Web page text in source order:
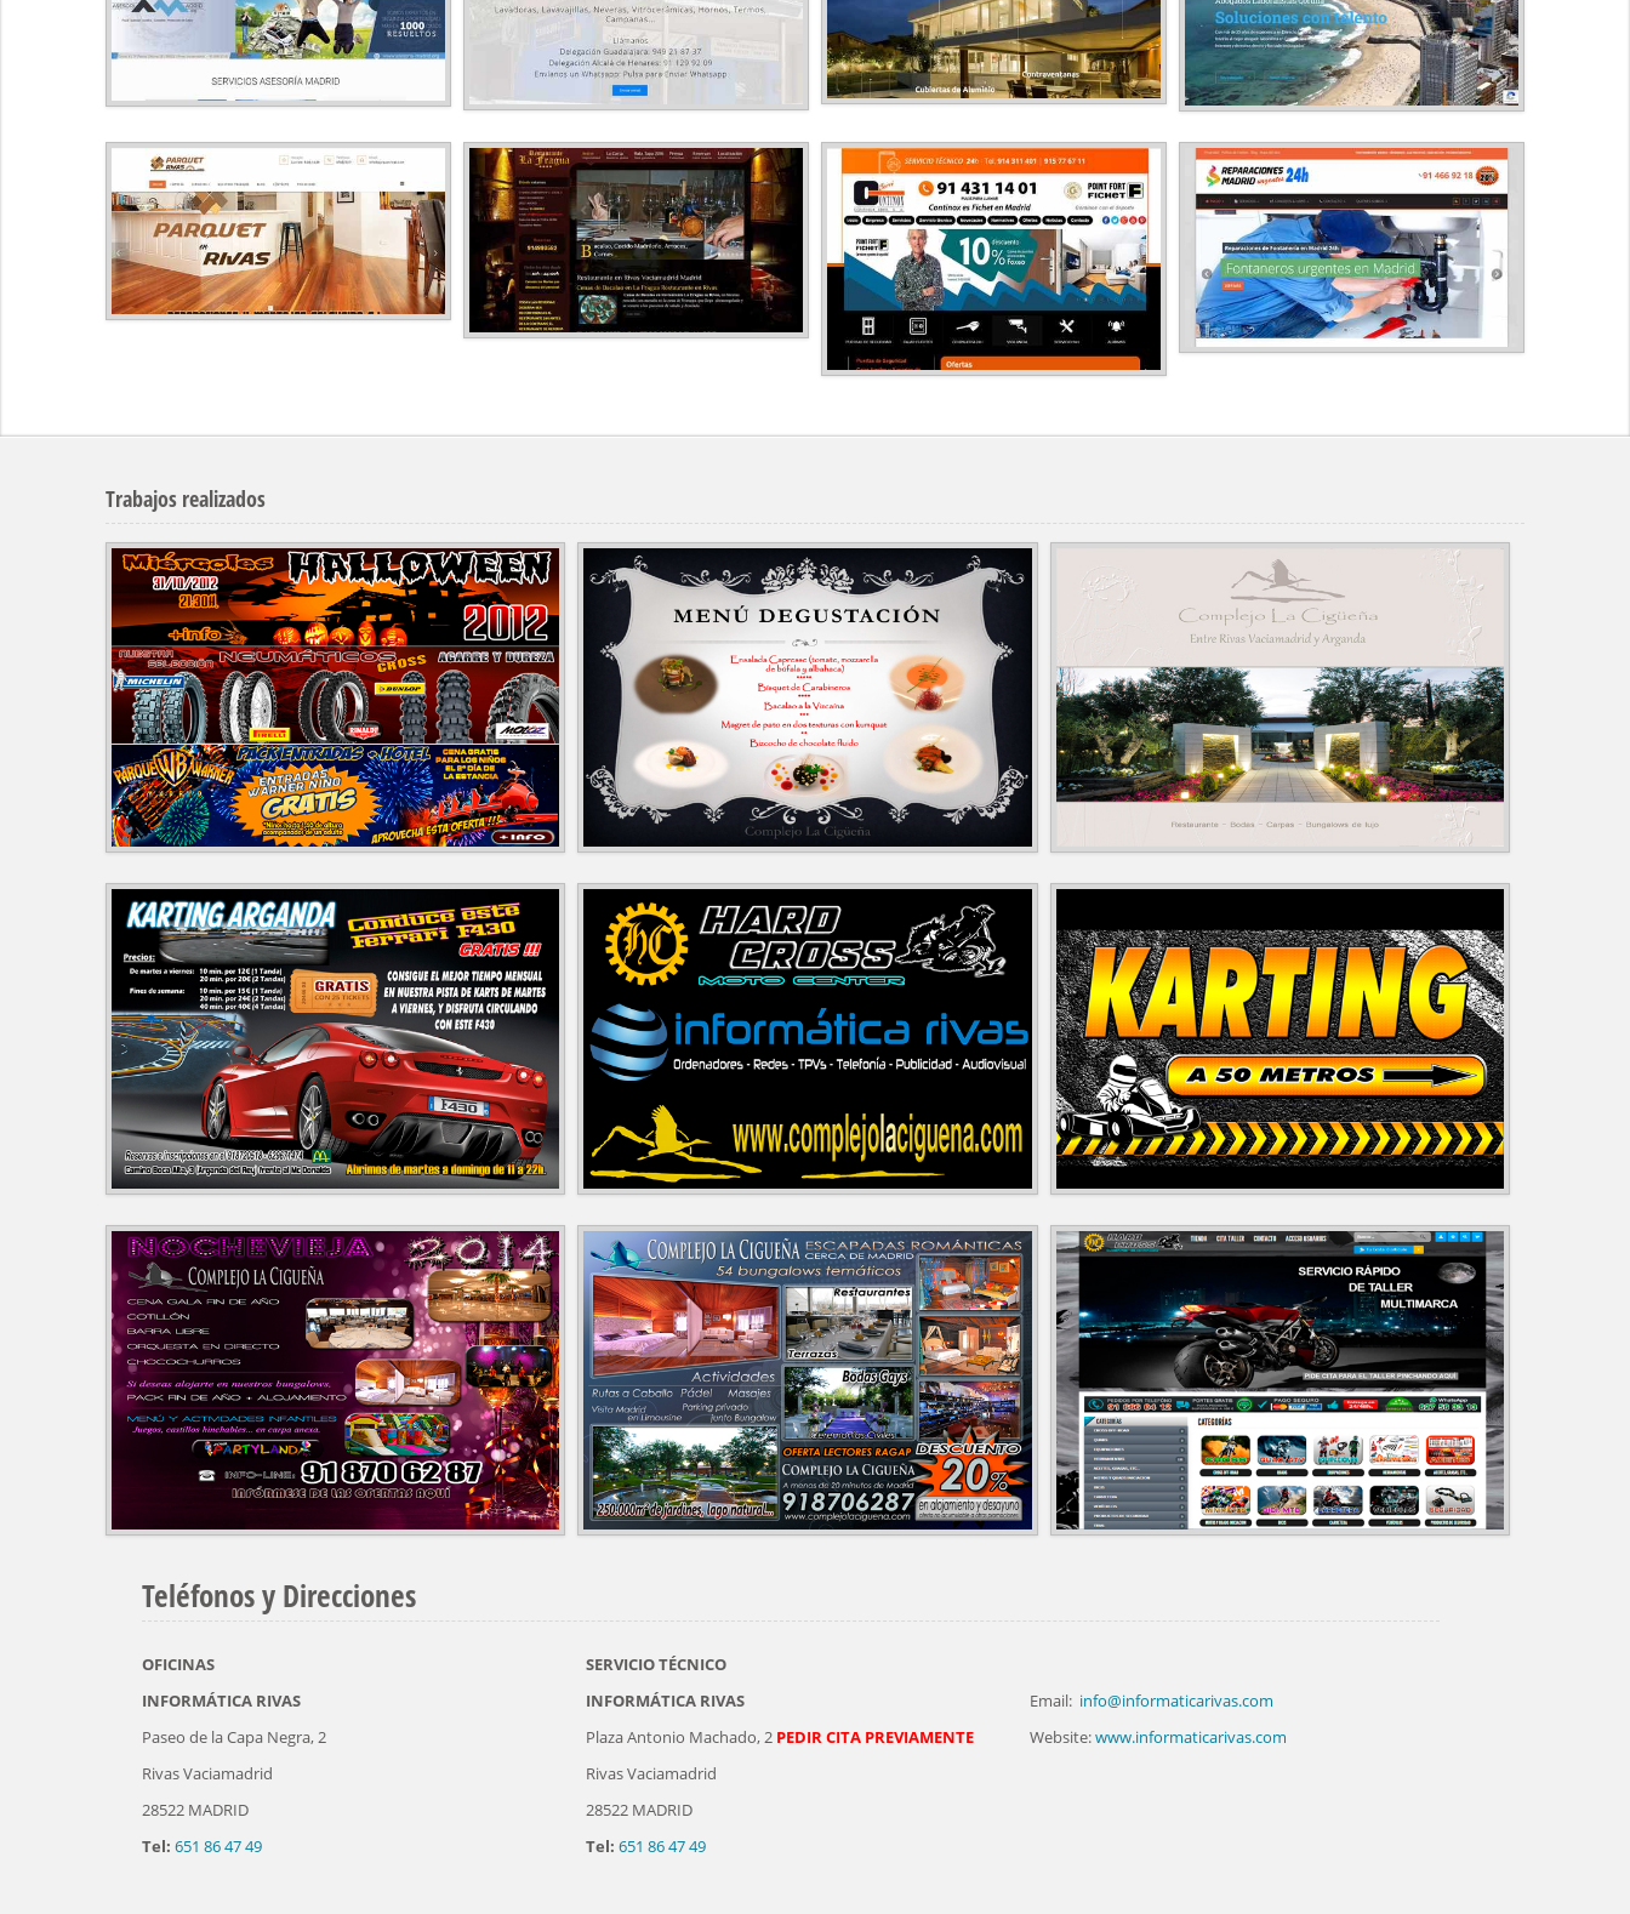
Trabajos realizados
Teléfonos y Direcciones
OFICINAS
INFORMÁTICA RIVAS
Paseo de la Capa Negra, 2
Rivas Vaciamadrid
28522 MADRID
Tel: 651 86 47 49
SERVICIO TÉCNICO
INFORMÁTICA RIVAS
Plaza Antonio Machado, 2 PEDIR CITA PREVIAMENTE
Rivas Vaciamadrid
28522 MADRID
Tel: 651 86 47 49
Email: info@informaticarivas.com
Website:www.informaticarivas.com